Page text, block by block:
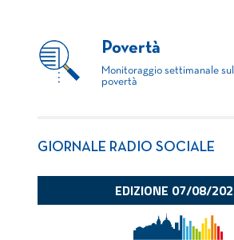
Povertà
Monitoraggio settimanale
povertà
GIORNALE RADIO SOCIALE